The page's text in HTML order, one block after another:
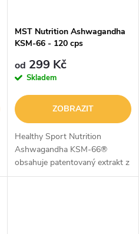
MST Nutrition Ashwagandha
KSM-66 - 120 cps
od 299 Kč
Skladem
ZOBRAZIT
Healthy Sport Nutrition
Ashwagandha KSM-66®
obsahuje patentovaný extrakt z
kořene ašvagandy získaný